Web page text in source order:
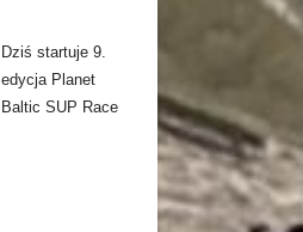
Dziś startuje 9.
edycja Planet
Baltic SUP Race